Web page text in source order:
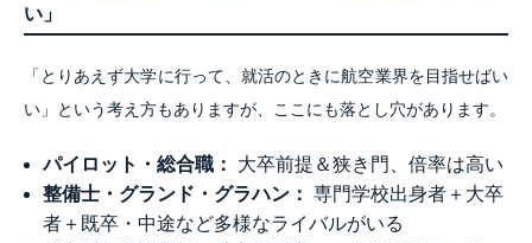
い」
「とりあえず大学に行って、就活のときに航空業界を目指せばい
い」という考え方もありますが、ここにも落とし穴があります。
パイロット・総合職：
大卒前提＆狭き門、倍率は高い
整備士・グランド・グラハン： 専門学校出身者＋大卒
者＋既卒・中途など多様なライバルがいる